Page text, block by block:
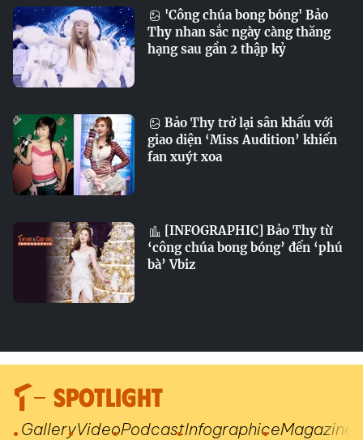
'Công chúa bong bóng' Bảo
Thy nhan sắc ngày càng thăng
hạng sau gần 2 thập kỷ
Bảo Thy trở lại sân khấu với
giao diện ‘Miss Audition’ khiến
fan xuýt xoa
[INFOGRAPHIC] Bảo Thy từ
‘công chúa bong bóng’ đến ‘phú
bà’ Vbiz
SPOTLIGHT
GalleryVideoPodcastInfographiceMagazine